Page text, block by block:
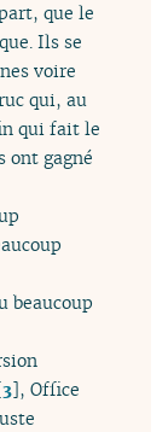
que le
Ils se
voire
qui, au
qui fait le
ont gagné
beaucoup
3], Office